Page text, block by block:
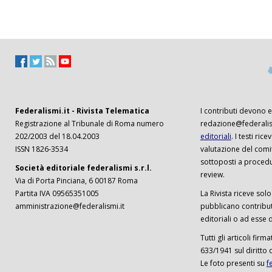
Federalismi.it - Rivista Telematica
Registrazione al Tribunale di Roma numero
202/2003 del 18.04.2003
ISSN 1826-3534
Società editoriale federalismi s.r.l.
Via di Porta Pinciana, 6 00187 Roma
Partita IVA 09565351005
amministrazione@federalismi.it
I contributi devono
editoriali. I testi
valutazione del
sottoposti a
review.
La Rivista riceve
pubblicano
editoriali o ad esse
Tutti gli articoli
633/1941 sul diritto
Le foto presenti su